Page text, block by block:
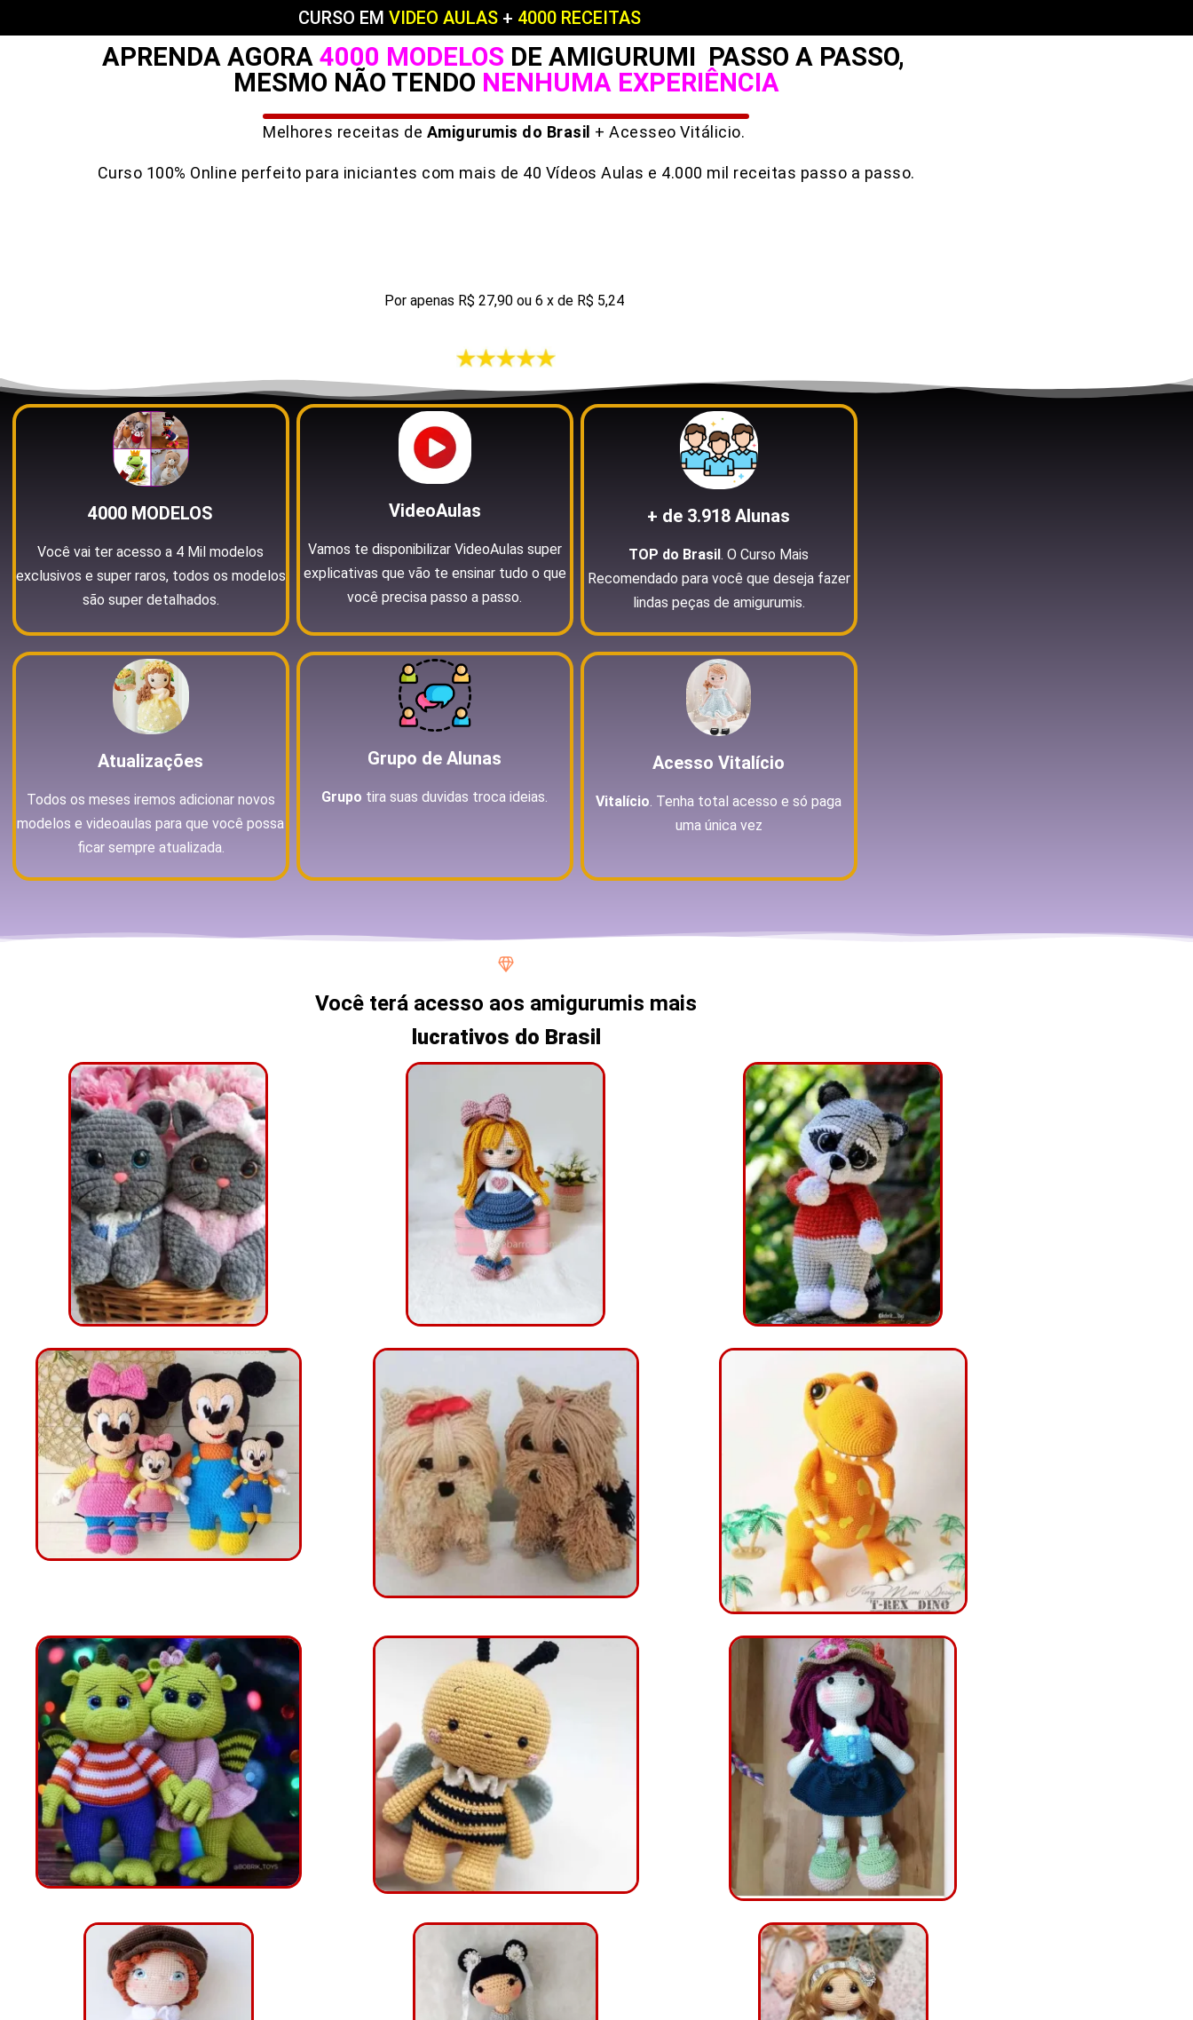
CURSO EM VIDEO AULAS+ 4000 RECEITAS​
APRENDA AGORA 4000 MODELOS DE AMIGURUMI PASSO A PASSO,
MESMO NÃO TENDO NENHUMA EXPERIÊNCIA
Melhores receitas de Amigurumis do Brasil + Acesseo Vitálicio.
Curso 100% Online perfeito para iniciantes com mais de 40 Vídeos Aulas e 4.000 mil receitas passo a passo.
Por apenas R$ 27,90 ou 6 x de R$ 5,24
4000 MODELOS
Você vai ter acesso a 4 Mil modelos
exclusivos e super raros, todos os modelos
são super detalhados.
VideoAulas
Vamos te disponibilizar VideoAulas super
explicativas que vão te ensinar tudo o que
você precisa passo a passo.
+ de 3.918 Alunas
TOP do Brasil. O Curso Mais
Recomendado para você que deseja fazer
lindas peças de amigurumis.
Atualizações
Todos os meses iremos adicionar novos
modelos e videoaulas para que você possa
ficar sempre atualizada.
Grupo de Alunas
Grupo tira suas duvidas troca ideias.
Acesso Vitalício
Vitalício. Tenha total acesso e só paga
uma única vez
Você terá acesso aos amigurumis mais
lucrativos do Brasil